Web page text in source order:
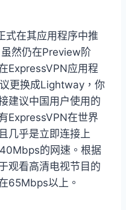
式在其应用程序中推
然仍在Preview阶
ExpressVPN应用程
更换成Lightway，你
建议中国用户使用的
ExpressVPN在世界
几乎是立即连接上
的网速。根据
观看高清电视节目的
65Mbps以上。